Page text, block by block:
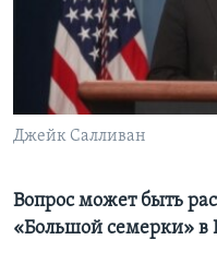
Learning English
СОЦИАЛЬНЫЕ СЕТИ
Языки
Джейк Салливан
Вопрос может быть
«Большой семерки» в